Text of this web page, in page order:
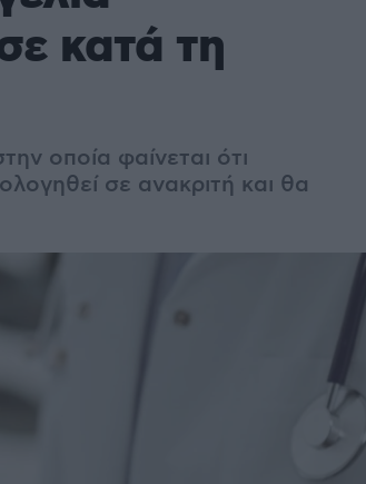
κατά τη
οποία φαίνεται ότι
σε ανακριτή και θα